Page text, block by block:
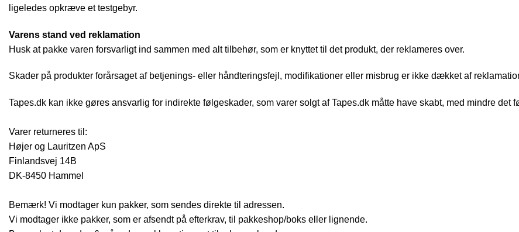
ligeledes opkræve et testgebyr.
Varens stand ved reklamation
Husk at pakke varen forsvarligt ind sammen med alt tilbehør, som er knyttet til det produkt, der reklameres over.
Skader på produkter forårsaget af betjenings- eller håndteringsfejl, modifikationer eller misbrug er ikke dækket af
Tapes.dk kan ikke gøres ansvarlig for indirekte følgeskader, som varer solgt af Tapes.dk måtte have skabt, med mindre det
Varer returneres til:
Højer og Lauritzen ApS
Finlandsvej 14B
DK-8450 Hammel
Bemærk! Vi modtager kun pakker, som sendes direkte til adressen.
Vi modtager ikke pakker, som er afsendt på efterkrav, til pakkeshop/boks eller lignende.